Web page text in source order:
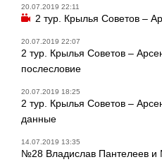
20.07.2019 22:11
2 тур. Крылья Советов –
20.07.2019 22:07
2 тур. Крылья Советов –
послесловие
20.07.2019 18:25
2 тур. Крылья Советов –
данные
14.07.2019 13:35
№28 Владислав Пантелеев и